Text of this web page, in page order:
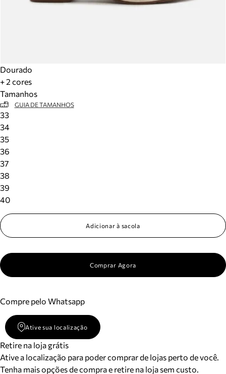
Dourado
+ 2 cores
Tamanhos
GUIA DE TAMANHOS
33
34
35
36
37
38
39
40
Adicionar à sacola
Comprar Agora
Compre pelo Whatsapp
Ative sua localização
Retire na loja grátis
Ative a localização para poder comprar de lojas perto de você.
Tenha mais opções de compra e retire na loja sem custo.